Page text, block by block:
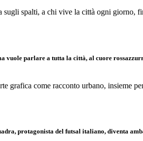
sugli spalti, a chi vive la città ogni giorno,
vuole parlare a tutta la città, al cuore
come racconto urbano, insieme
protagonista del futsal italiano, diventa